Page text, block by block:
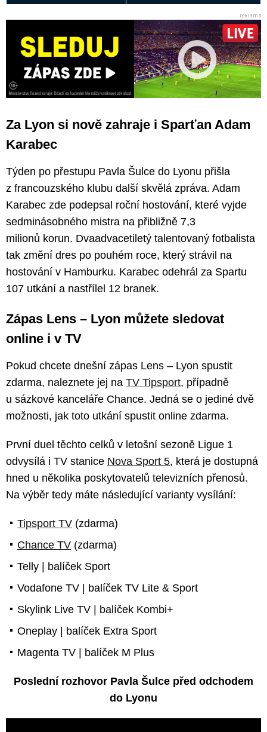
Za Lyon si nově zahraje i Sparťan Adam
Karabec
Týden po přestupu Pavla Šulce do Lyonu přišla
z francouzského klubu další skvělá zpráva. Adam
Karabec zde podepsal roční hostování, které vyjde
sedminásobného mistra na přibližně 7,3
milionů korun. Dvaadvacetiletý talentovaný fotbalista
tak změní dres po pouhém roce, který strávil na
hostování v Hamburku. Karabec odehrál za Spartu
107 utkání a nastřílel 12 branek.
Zápas Lens – Lyon můžete sledovat
online i v TV
Pokud chcete dnešní zápas Lens – Lyon spustit
zdarma, naleznete jej na TV Tipsport, případně
u sázkové kanceláře Chance. Jedná se o jediné dvě
možnosti, jak toto utkání spustit online zdarma.
První duel těchto celků v letošní sezoně Ligue 1
odvysílá i TV stanice Nova Sport 5, která je dostupná
hned u několika poskytovatelů televizních přenosů.
Na výběr tedy máte následující varianty vysílání:
Tipsport TV (zdarma)
Chance TV (zdarma)
Telly | balíček Sport
Vodafone TV | balíček TV Lite & Sport
Skylink Live TV | balíček Kombi+
Oneplay | balíček Extra Sport
Magenta TV | balíček M Plus
Poslední rozhovor Pavla Šulce před odchodem
do Lyonu